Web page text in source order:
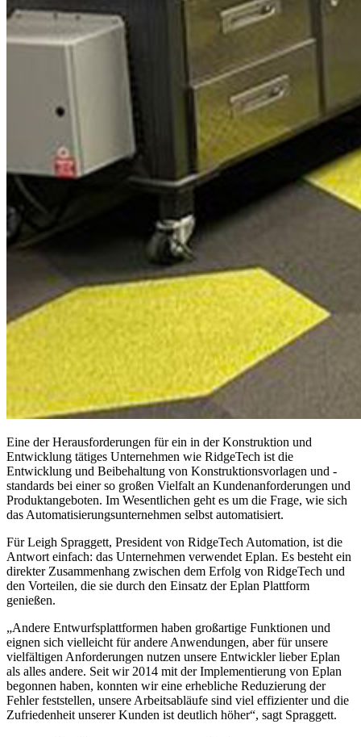
Eine der Herausforderungen für ein in der Konstruktion und
Entwicklung tätiges Unternehmen wie RidgeTech ist die
Entwicklung und Beibehaltung von Konstruktionsvorlagen und -
standards bei einer so großen Vielfalt an Kundenanforderungen und
Produktangeboten. Im Wesentlichen geht es um die Frage, wie sich
das Automatisierungsunternehmen selbst automatisiert.
Für Leigh Spraggett, President von RidgeTech Automation, ist die
Antwort einfach: das Unternehmen verwendet Eplan. Es besteht ein
direkter Zusammenhang zwischen dem Erfolg von RidgeTech und
den Vorteilen, die sie durch den Einsatz der Eplan Plattform
genießen.
„Andere Entwurfsplattformen haben großartige Funktionen und
eignen sich vielleicht für andere Anwendungen, aber für unsere
vielfältigen Anforderungen nutzen unsere Entwickler lieber Eplan
als alles andere. Seit wir 2014 mit der Implementierung von Eplan
begonnen haben, konnten wir eine erhebliche Reduzierung der
Fehler feststellen, unsere Arbeitsabläufe sind viel effizienter und die
Zufriedenheit unserer Kunden ist deutlich höher“, sagt Spraggett.